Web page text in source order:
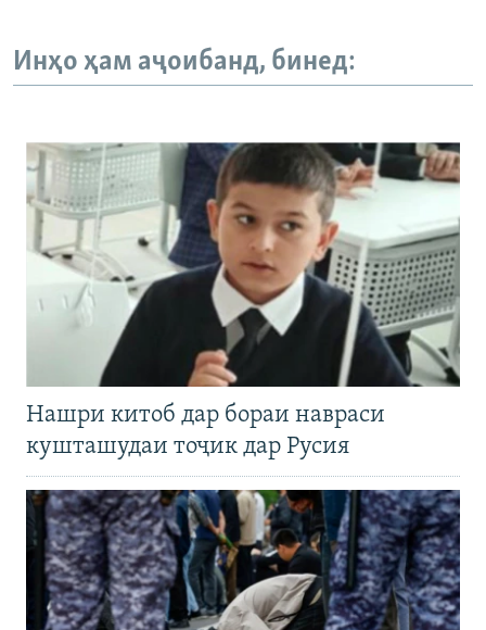
Инҳо ҳам аҷоибанд, бинед:
Нашри китоб дар бораи навраси
кушташудаи тоҷик дар Русия